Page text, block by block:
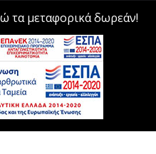
τα μεταφορικά δωρεάν!